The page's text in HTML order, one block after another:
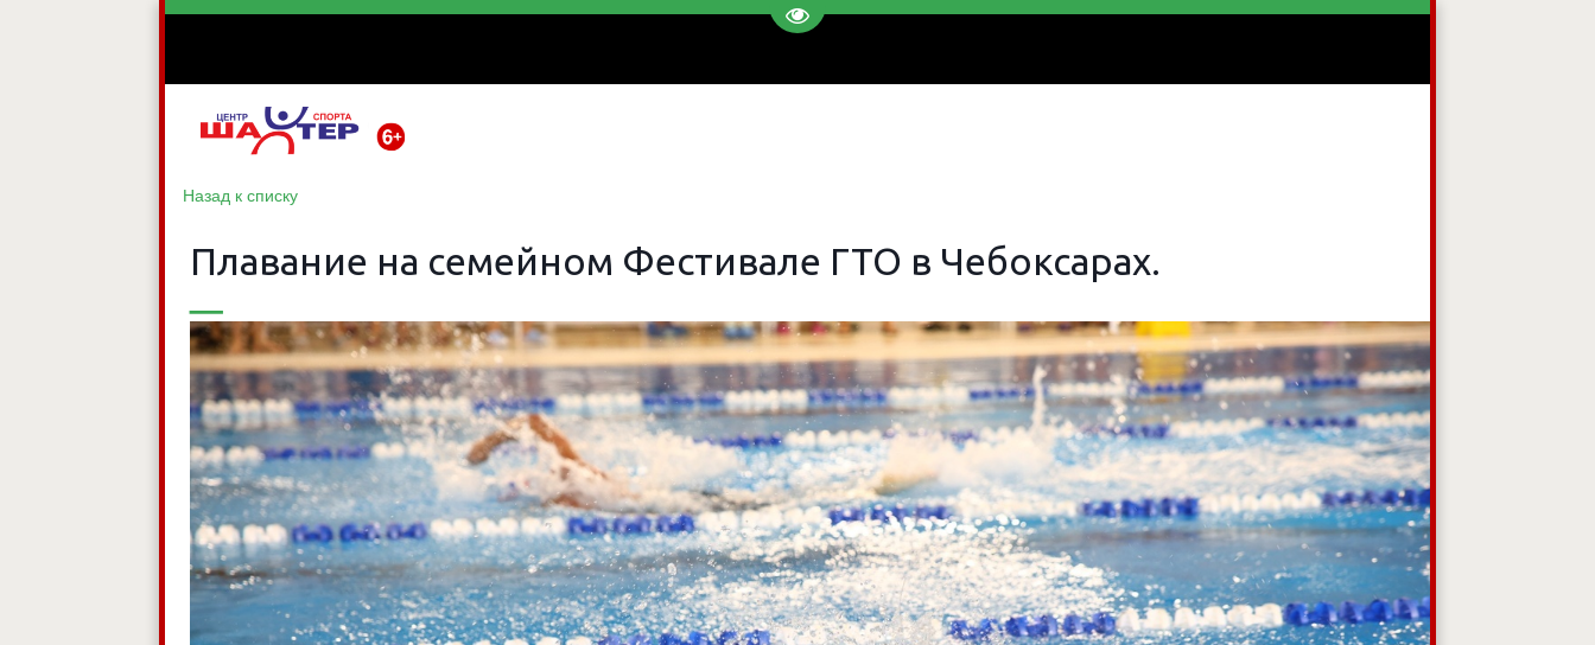
Перейти на версию для слабовидящих
Назад к списку
Плавание на семейном Фестивале ГТО в Чебоксарах.